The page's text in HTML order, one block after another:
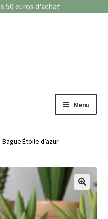
50 euros d'achat
Menu
Bague Étoile d’azur
🔍